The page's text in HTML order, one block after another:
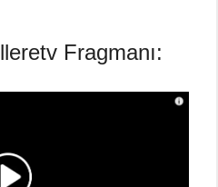
Fragmanı: